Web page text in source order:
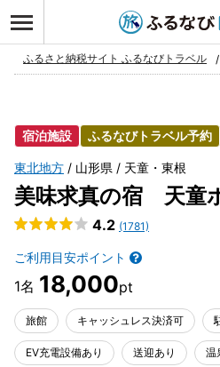
お気に入り
ふるさと納税サイト ふるなびトラベル
宿泊施設 ふるなびトラベル予約
東北地方 山形県 天童・東根
美味求真の宿 天童
4.2 (1781)
ご利用目安ポイント
18,000
旅館 キャッシュレス決済可
EV充電設備あり 送迎あり 温